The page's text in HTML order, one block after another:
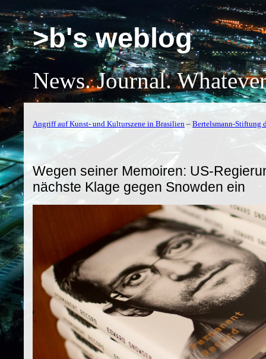
>b's weblog
News. Journal.
Angriff auf Kunst- und Kulturszene in Brasilien – Bertelsmann-Stiftung
Wegen seiner Memoiren: US-
nächste Klage gegen Snowden ein